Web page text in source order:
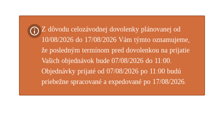
Z dôvodu celozávodnej dovolenky plánovanej od
10/08/2026 do 17/08/2026 Vám týmto oznamujeme,
že posledným termínom pred dovolenkou na prijatie
Vašich objednávok bude 07/08/2026 do 11:00.
Objednávky prijaté od 07/08/2026 po 11:00 budú
priebežne spracované a expedované po 17/08/2026.